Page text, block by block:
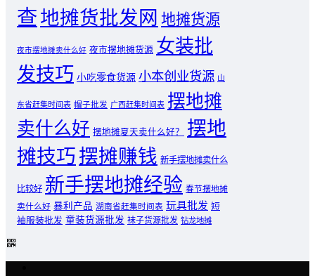
查地摊货批发网 地摊货源
夜市摆地摊卖什么好 夜市摆地摊货源 女装批
发技巧 小吃零食货源 小本创业货源 山
东省赶集时间表 帽子批发 广西赶集时间表 摆地摊
卖什么好 摆地摊夏天卖什么好？
摆地
摊技巧摆摊赚钱 新手摆地摊卖什么
比较好 新手摆地摊经验 春节摆地摊
卖什么好 暴利产品 湖南省赶集时间表 玩具批发 短
袖服装批发 童装货源批发 袜子货源批发 钻龙地摊